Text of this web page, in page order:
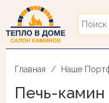
Перейти
основному
содержанию
Главная Наше
Печь-камин